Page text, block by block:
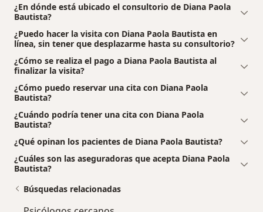
¿En dónde está ubicado el consultorio de Diana Paola
Bautista?
¿Puedo hacer la visita con Diana Paola Bautista en
línea, sin tener que desplazarme hasta su consultorio?
¿Cómo se realiza el pago a Diana Paola Bautista al
finalizar la visita?
¿Cómo puedo reservar una cita con Diana Paola
Bautista?
¿Cuándo podría tener una cita con Diana Paola
Bautista?
¿Qué opinan los pacientes de Diana Paola Bautista?
¿Cuáles son las aseguradoras que acepta Diana Paola
Bautista?
Búsquedas relacionadas